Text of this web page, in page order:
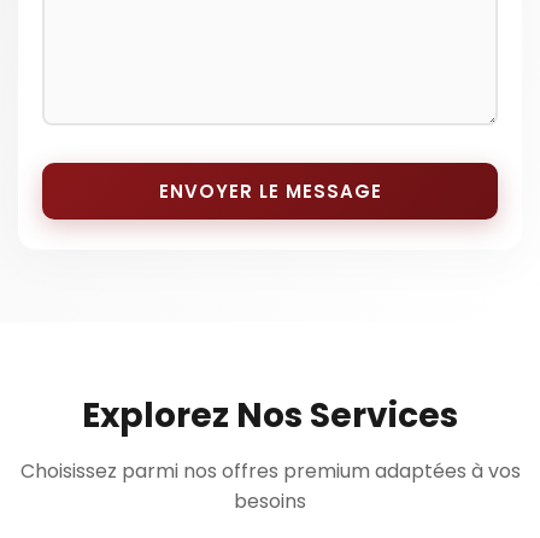
ENVOYER LE MESSAGE
Explorez Nos Services
Choisissez parmi nos offres premium adaptées à vos
besoins